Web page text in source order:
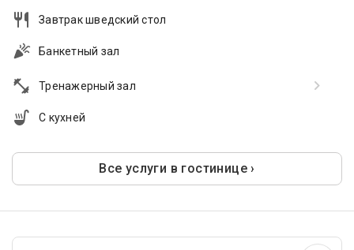
Завтрак шведский стол
Банкетный зал
Тренажерный зал
С кухней
Все услуги в гостинице ›